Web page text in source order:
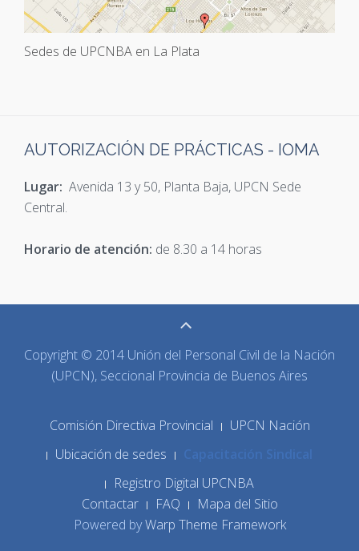
Sedes de UPCNBA en La Plata
AUTORIZACIÓN DE PRÁCTICAS - IOMA
Lugar: Avenida 13 y 50, Planta Baja, UPCN Sede
Central.
Horario de atención: de 8.30 a 14 horas
Copyright © 2014 Unión del Personal Civil de la Nación
(UPCN), Seccional Provincia de Buenos Aires
Comisión Directiva Provincial
UPCN Nación
Ubicación de sedes
Capacitación Sindical
Registro Digital UPCNBA
Contactar
FAQ
Mapa del Sitio
Powered byWarp Theme Framework